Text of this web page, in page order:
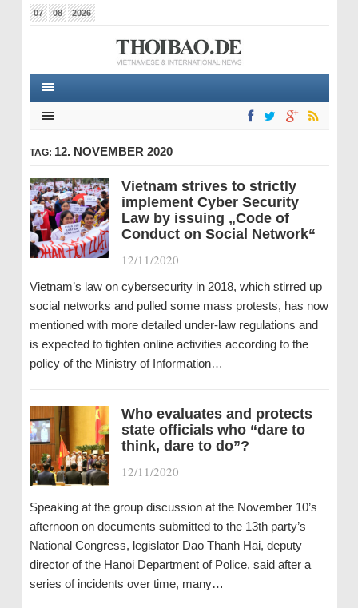
07 08 2026
TAG: 12. NOVEMBER 2020
Vietnam strives to strictly
implement Cyber Security
Law by issuing „Code of
Conduct on Social Network“
12/11/2020 |
Vietnam’s law on cybersecurity in 2018, which stirred up
social networks and pulled some mass protests, has now
mentioned with more detailed under-law regulations and
is expected to tighten online activities according to the
policy of the Ministry of Information…
Who evaluates and protects
state officials who “dare to
think, dare to do”?
12/11/2020 |
Speaking at the group discussion at the November 10’s
afternoon on documents submitted to the 13th party’s
National Congress, legislator Dao Thanh Hai, deputy
director of the Hanoi Department of Police, said after a
series of incidents over time, many…